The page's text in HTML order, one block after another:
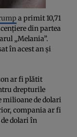
a primit 10,71
din partea
„Melania”.
în acest an și
ar fi plătit
drepturile
milioane de dolari
compania ar fi
dolari în